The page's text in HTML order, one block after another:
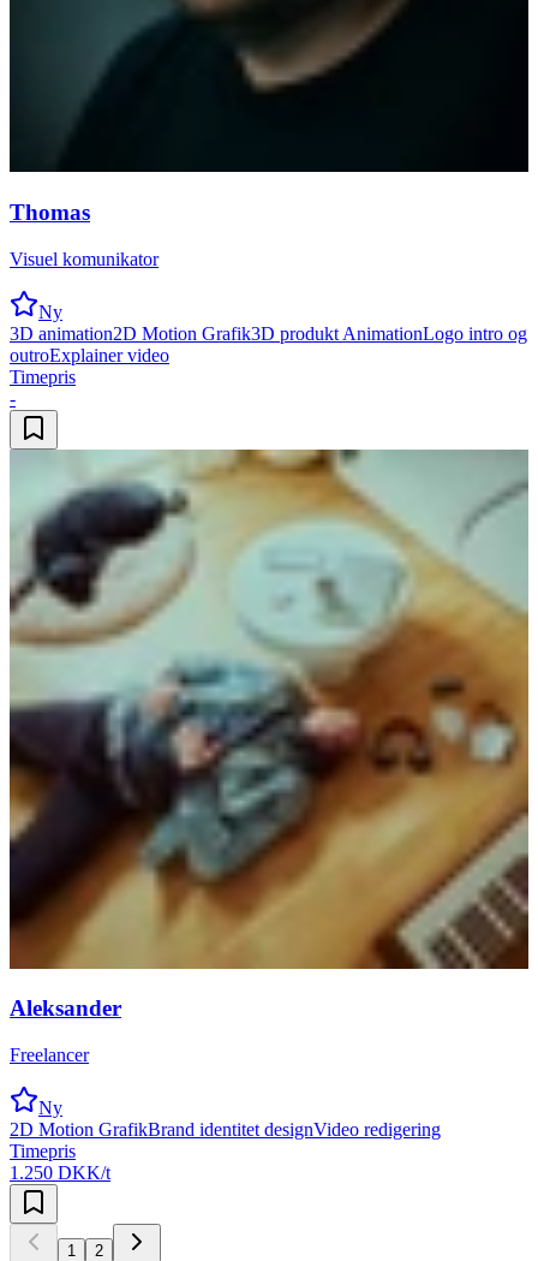
Thomas
Visuel komunikator
Ny
3D animation2D Motion Grafik3D produkt AnimationLogo intro og
outroExplainer video
Timepris
-
Aleksander
Freelancer
Ny
2D Motion GrafikBrand identitet designVideo redigering
Timepris
1.250 DKK/t
1 2